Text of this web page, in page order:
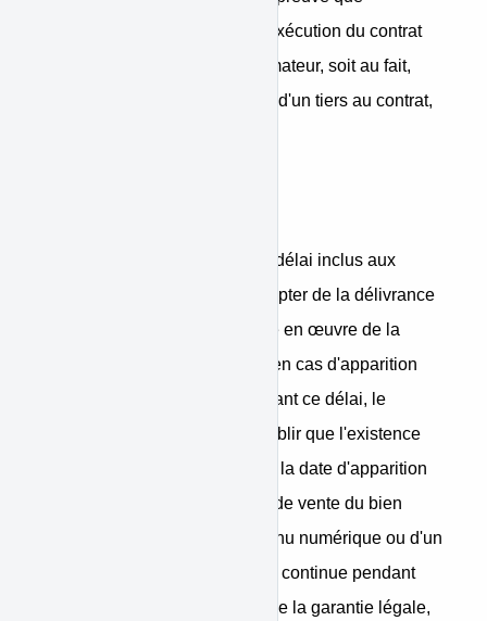
l'inexécution ou la mauvaise exécution du contrat
est imputable soit au consommateur, soit au fait,
imprévisible et insurmontable, d'un tiers au contrat,
Le consommateur dispose du délai inclus aux
caractéristiques du bien à compter de la délivrance
de celui-ci pour obtenir la mise en œuvre de la
garantie légale de conformité en cas d'apparition
d'un défaut de conformité. Durant ce délai, le
consommateur n'est tenu d'établir que l'existence
du défaut de conformité et non la date d'apparition
de celui-ci. Lorsque le contrat de vente du bien
prévoit la fourniture d'un contenu numérique ou d'un
service numérique de manière continue pendant
une durée supérieure à celle de la garantie légale,